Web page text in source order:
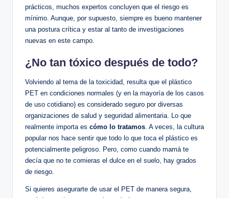
prácticos, muchos ‍expertos ⁢concluyen que el​ riesgo es
⁣mínimo. Aunque, por supuesto, siempre es bueno mantener ​
una postura crítica⁣ y estar⁢ al tanto ⁢de investigaciones‌
nuevas‍ en este campo.
¿No‍ tan ⁤tóxico después de todo?
Volviendo al tema ​de la ⁢toxicidad, resulta ⁣que ⁤el plástico
PET⁢ en​ condiciones normales (y en la mayoría de los casos
de uso ⁢cotidiano) es considerado seguro por diversas
⁣organizaciones de salud y seguridad alimentaria.⁤ Lo ‌que
realmente importa es cómo lo‍ tratamos . A veces, la cultura
popular nos hace sentir que todo lo ‌que ⁢toca el ⁤plástico⁤ es
⁢potencialmente peligroso. Pero, como cuando mamá te
decía que⁢ no te comieras el dulce en el suelo, ⁢hay grados
de riesgo.
Si quieres asegurarte de usar el PET⁣ de manera segura,